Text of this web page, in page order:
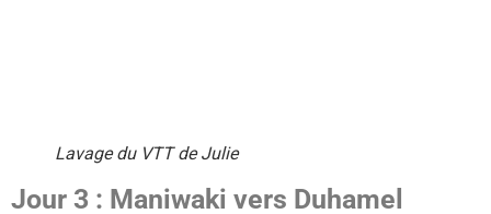
Lavage du VTT de Julie
Jour 3 : Maniwaki vers Duhamel